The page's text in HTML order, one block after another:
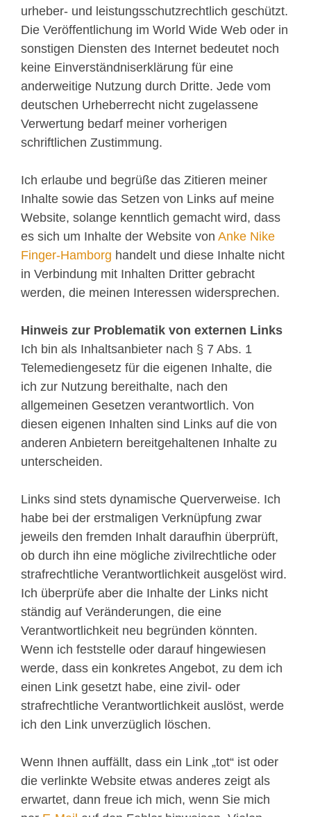
urheber- und leistungsschutzrechtlich geschützt.
Die Veröffentlichung im World Wide Web oder in
sonstigen Diensten des Internet bedeutet noch
keine Einverständniserklärung für eine
anderweitige Nutzung durch Dritte. Jede vom
deutschen Urheberrecht nicht zugelassene
Verwertung bedarf meiner vorherigen
schriftlichen Zustimmung.
Ich erlaube und begrüße das Zitieren meiner
Inhalte sowie das Setzen von Links auf meine
Website, solange kenntlich gemacht wird, dass
es sich um Inhalte der Website von Anke Nike
Finger-Hamborg handelt und diese Inhalte nicht
in Verbindung mit Inhalten Dritter gebracht
werden, die meinen Interessen widersprechen.
Hinweis zur Problematik von externen Links
Ich bin als Inhaltsanbieter nach § 7 Abs. 1
Telemediengesetz für die eigenen Inhalte, die
ich zur Nutzung bereithalte, nach den
allgemeinen Gesetzen verantwortlich. Von
diesen eigenen Inhalten sind Links auf die von
anderen Anbietern bereitgehaltenen Inhalte zu
unterscheiden.
Links sind stets dynamische Querverweise. Ich
habe bei der erstmaligen Verknüpfung zwar
jeweils den fremden Inhalt daraufhin überprüft,
ob durch ihn eine mögliche zivilrechtliche oder
strafrechtliche Verantwortlichkeit ausgelöst wird.
Ich überprüfe aber die Inhalte der Links nicht
ständig auf Veränderungen, die eine
Verantwortlichkeit neu begründen könnten.
Wenn ich feststelle oder darauf hingewiesen
werde, dass ein konkretes Angebot, zu dem ich
einen Link gesetzt habe, eine zivil- oder
strafrechtliche Verantwortlichkeit auslöst, werde
ich den Link unverzüglich löschen.
Wenn Ihnen auffällt, dass ein Link „tot“ ist oder
die verlinkte Website etwas anderes zeigt als
erwartet, dann freue ich mich, wenn Sie mich